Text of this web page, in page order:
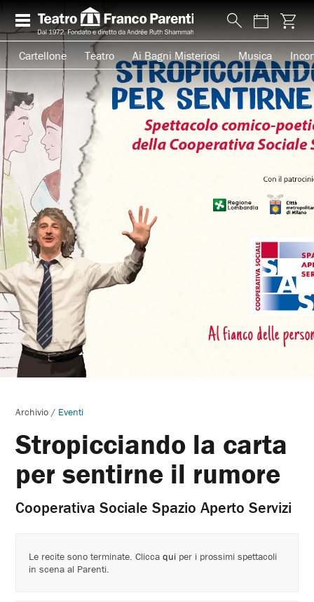
Cartellone Teatro Ai Bagni Misteriosi Musica
Archivio / Eventi
Stropicciando la carta
per sentirne il rumore
Cooperativa Sociale Spazio Aperto Servizi
Le recite sono terminate. Cliccaqui per i prossimi spettacoli
in scena al Parenti.